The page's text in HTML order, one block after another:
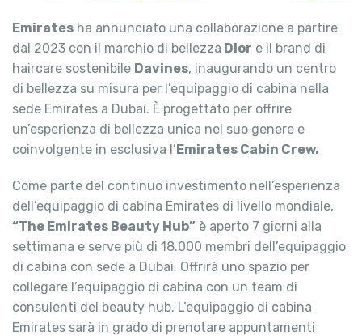
Emirates ha annunciato una collaborazione a partire
dal 2023 con il marchio di bellezza Dior e il brand di
haircare sostenibile Davines, inaugurando un centro
di bellezza su misura per l’equipaggio di cabina nella
sede Emirates a Dubai. È progettato per offrire
un’esperienza di bellezza unica nel suo genere e
coinvolgente in esclusiva l’Emirates Cabin Crew.
Come parte del continuo investimento nell’esperienza
dell’equipaggio di cabina Emirates di livello mondiale,
“The Emirates Beauty Hub” è aperto 7 giorni alla
settimana e serve più di 18.000 membri dell’equipaggio
di cabina con sede a Dubai. Offrirà uno spazio per
collegare l’equipaggio di cabina con un team di
consulenti del beauty hub. L’equipaggio di cabina
Emirates sarà in grado di prenotare appuntamenti